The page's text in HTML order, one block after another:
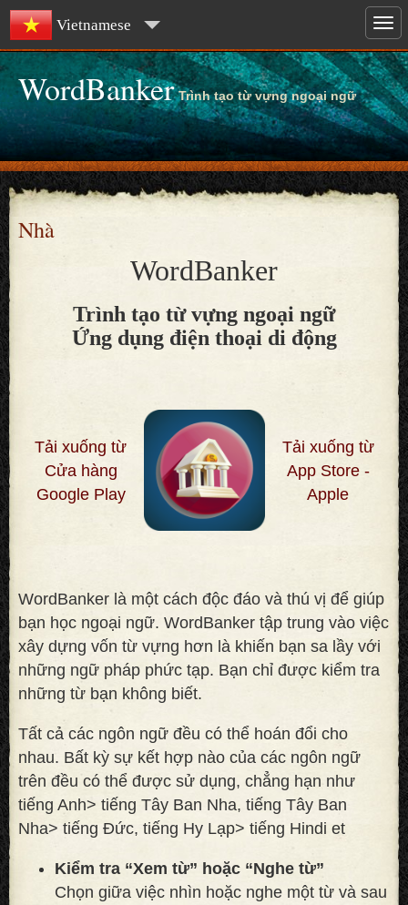
Vietnamese
WordBanker Trình tạo từ vựng ngoại ngữ
Nhà
WordBanker
Trình tạo từ vựng ngoại ngữ
Ứng dụng điện thoại di động
Tải xuống từ
Cửa hàng
Google Play
Tải xuống từ
App Store -
Apple
WordBanker là một cách độc đáo và thú vị để giúp
bạn học ngoại ngữ. WordBanker tập trung vào việc
xây dựng vốn từ vựng hơn là khiến bạn sa lầy với
những ngữ pháp phức tạp. Bạn chỉ được kiểm tra
những từ bạn không biết.
Tất cả các ngôn ngữ đều có thể hoán đổi cho
nhau. Bất kỳ sự kết hợp nào của các ngôn ngữ
trên đều có thể được sử dụng, chẳng hạn như
tiếng Anh> tiếng Tây Ban Nha, tiếng Tây Ban
Nha> tiếng Đức, tiếng Hy Lạp> tiếng Hindi et
Kiểm tra “Xem từ” hoặc “Nghe từ”
Chọn giữa việc nhìn hoặc nghe một từ và sau